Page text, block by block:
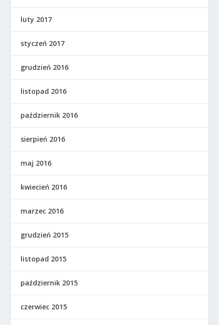
luty 2017
styczeń 2017
grudzień 2016
listopad 2016
październik 2016
sierpień 2016
maj 2016
kwiecień 2016
marzec 2016
grudzień 2015
listopad 2015
październik 2015
czerwiec 2015